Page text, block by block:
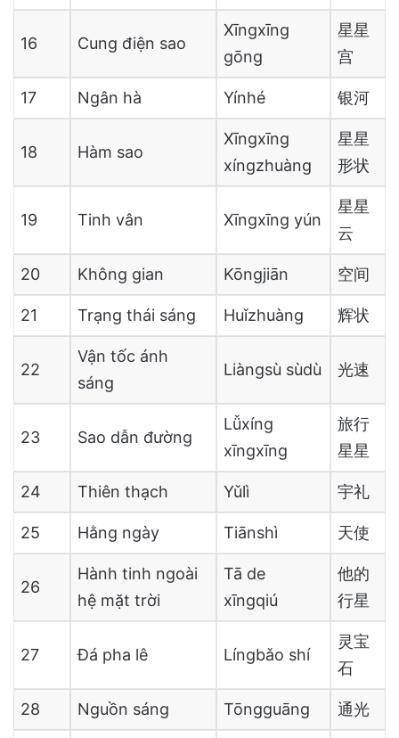
16 Cung điện sao
Xīngxīng
gōng
星星
宫
17 Ngân hà Yínhé 银河
18 Hàm sao
Xīngxīng
xíngzhuàng
星星
形状
19 Tinh vân Xīngxīng yún
星星
云
20 Không gian Kōngjiān 空间
21 Trạng thái sáng Huǐzhuàng 辉状
22
Vận tốc ánh
sáng
Liàngsù sùdù 光速
23 Sao dẫn đường
Lǚxíng
xīngxīng
旅行
星星
24 Thiên thạch Yǔlì 宇礼
25 Hằng ngày Tiānshì 天使
26
Hành tinh ngoài
hệ mặt trời
Tā de
xīngqiú
他的
行星
27 Đá pha lê Língbǎo shí
灵宝
石
28 Nguồn sáng Tōngguāng 通光